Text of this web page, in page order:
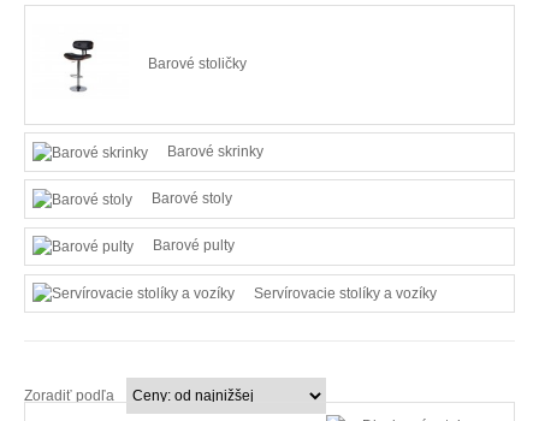
reštaurácia a bar v industriálnom štýle
reštaurácia vo vintage štýle
Barové stoličky
Barové skrinky
Barové stoly
Barové pulty
Servírovacie stolíky a vozíky
Zoradiť podľa